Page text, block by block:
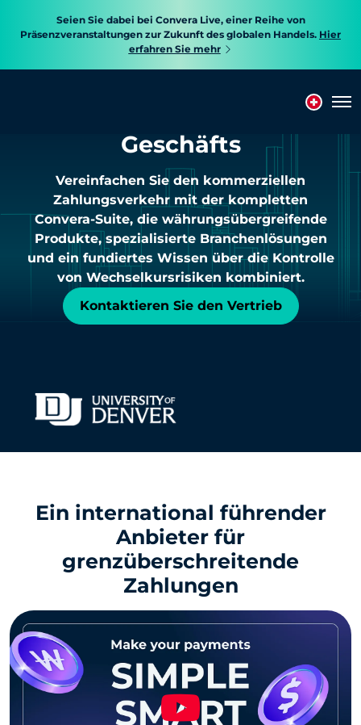
Seien Sie dabei bei Convera Live, einer Reihe von
Präsenzveranstaltungen zur Zukunft des globalen Handels. Hier
erfahren Sie mehr
Grenzüberschreitende
Geschäfts
Vereinfachen Sie den kommerziellen
Zahlungsverkehr mit der kompletten
Convera-Suite, die währungsübergreifende
Produkte, spezialisierte Branchenlösungen
und ein fundiertes Wissen über die Kontrolle
von Wechselkursrisiken kombiniert.
Kontaktieren Sie den Vertrieb
Ein international führender
Anbieter für
grenzüberschreitende
Zahlungen